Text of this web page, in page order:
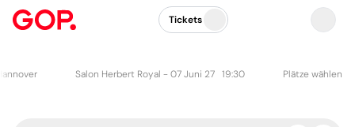
Tickets
Plätze wählen
Salon Herbert Royal -07 Juni 27 19:30